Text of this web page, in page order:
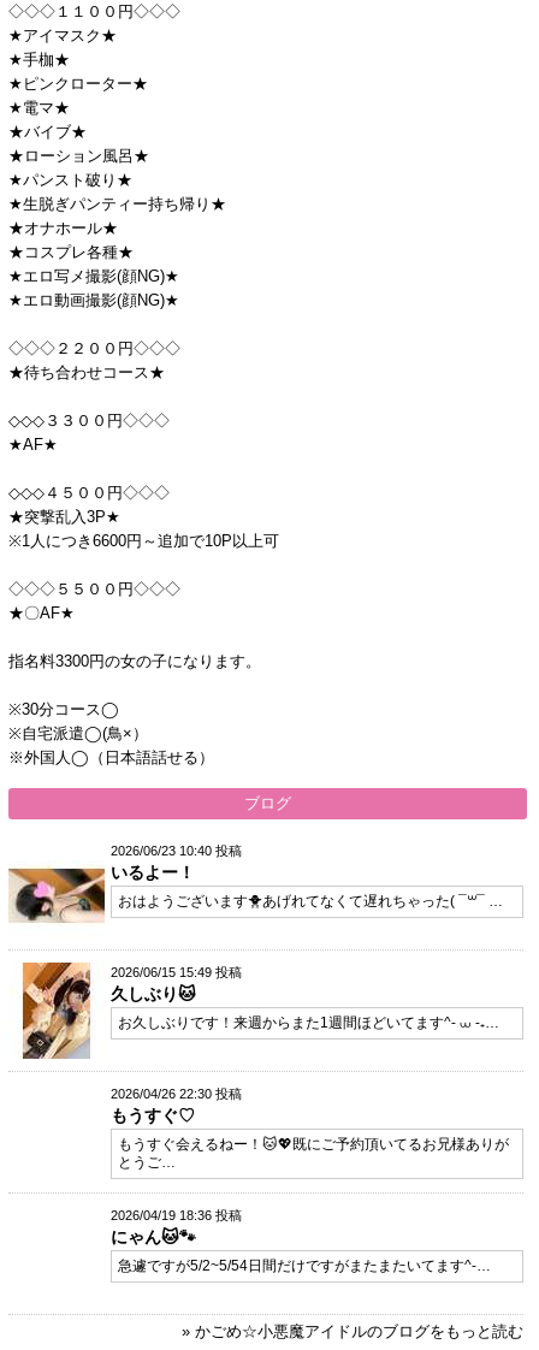
◇◇◇１１００円◇◇◇
★アイマスク★
★手枷★
★ピンクローター★
★電マ★
★バイブ★
★ローション風呂★
★パンスト破り★
★生脱ぎパンティー持ち帰り★
★オナホール★
★コスプレ各種★
★エロ写メ撮影(顔NG)★
★エロ動画撮影(顔NG)★
◇◇◇２２００円◇◇◇
★待ち合わせコース★
◇◇◇３３００円◇◇◇
★AF★
◇◇◇４５００円◇◇◇
★突撃乱入3P★
※1人につき6600円～追加で10P以上可
◇◇◇５５００円◇◇◇
★〇AF★
指名料3300円の女の子になります。
※30分コース◯
※自宅派遣◯(鳥×）
※外国人◯（日本語話せる）
ブログ
2026/06/23 10:40 投稿
いるよー！
おはようございます🐥あげれてなくて遅れちゃった( ¯꒳​¯ …
2026/06/15 15:49 投稿
久しぶり🐱
お久しぶりです！来週からまた1週間ほどいてます^⁃ ⩊ ⁃₊…
2026/04/26 22:30 投稿
もうすぐ♡
もうすぐ会えるねー！🐱💖既にご予約頂いてるお兄様ありが
とうご…
2026/04/19 18:36 投稿
にゃん🐱🐾
急遽ですが5/2~5/54日間だけですがまたまたいてます^⁃…
» かごめ☆小悪魔アイドルのブログをもっと読む